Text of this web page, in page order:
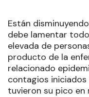
Están
debe lamentar
elevada de
producto de la
relacionado
contagios
tuvieron su pico en